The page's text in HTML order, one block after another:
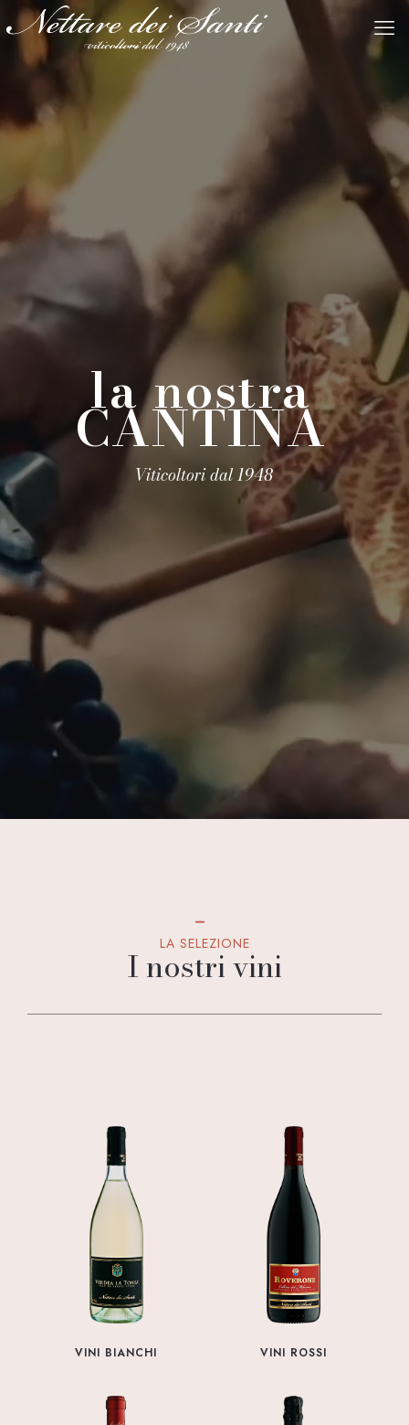
la nostra
CANTINA
Viticoltori dal 1948
LA SELEZIONE
I nostri vini
VINI BIANCHI VINI ROSSI